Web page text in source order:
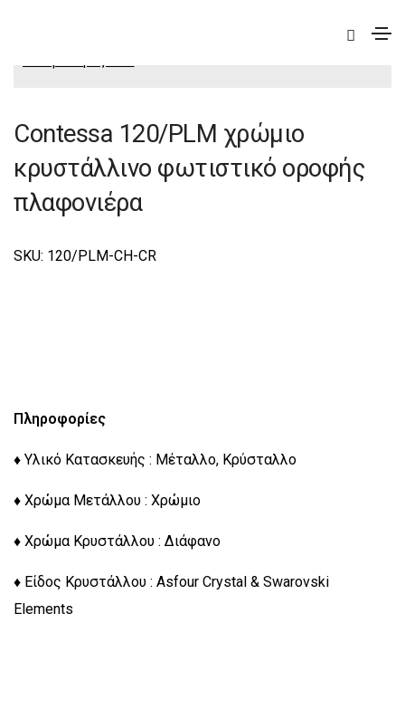
Contessa 120/PLM χρώμιο
κρυστάλλινο φωτιστικό οροφής
πλαφονιέρα
SKU: 120/PLM-CH-CR
Πληροφορίες
♦ Υλικό Κατασκευής : Μέταλλο, Κρύσταλλο
♦ Χρώμα Μετάλλου : Χρώμιο
♦ Χρώμα Κρυστάλλου : Διάφανο
♦ Είδος Κρυστάλλου : Asfour Crystal & Swarovski
Elements